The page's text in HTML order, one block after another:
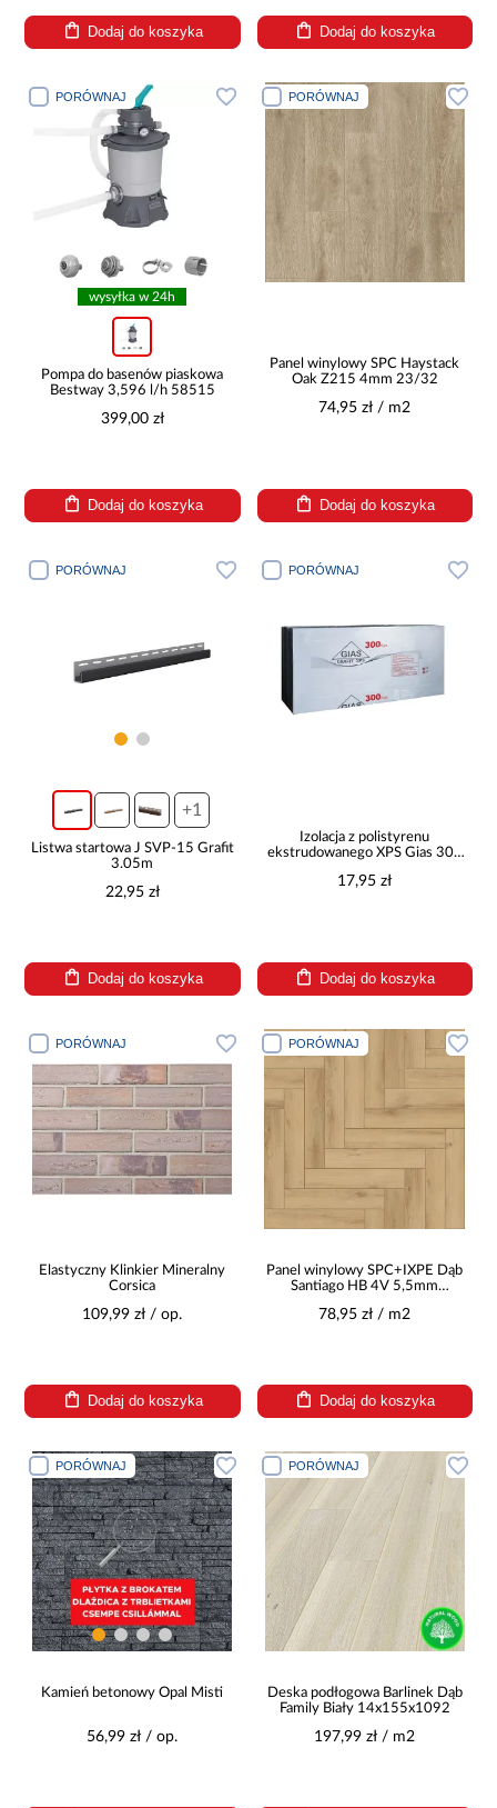
Dodaj do koszyka Dodaj do koszyka
PORÓWNAJ
wysyłka w 24h
Pompa do basenów piaskowa
Bestway 3,596 l/h 58515
399,00 zł
Dodaj do koszyka
PORÓWNAJ
Panel winylowy SPC Haystack
Oak Z215 4mm 23/32
74,95 zł / m2
Dodaj do koszyka
PORÓWNAJ
+1
Listwa startowa J SVP-15 Grafit
3.05m
22,95 zł
Dodaj do koszyka
PORÓWNAJ
Izolacja z polistyrenu
ekstrudowanego XPS Gias 300
17,95 zł
Dodaj do koszyka
PORÓWNAJ
Elastyczny Klinkier Mineralny
Corsica
109,99 zł / op.
Dodaj do koszyka
PORÓWNAJ
Panel winylowy SPC+IXPE Dąb
Santiago HB 4V 5,5mm
78,95 zł / m2
Dodaj do koszyka
PORÓWNAJ
Kamień betonowy Opal Misti
56,99 zł / op.
PORÓWNAJ
Deska podłogowa Barlinek Dąb
Family Biały 14x155x1092
197,99 zł / m2